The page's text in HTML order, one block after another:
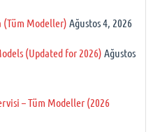
(Tüm Modeller) Ağustos 4, 2026
(Updated for 2026) Ağustos
– Tüm Modeller (2026